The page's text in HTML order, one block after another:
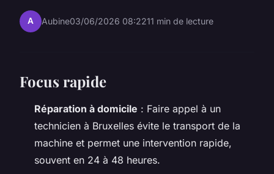
A Aubine03/06/2026 08:2211 min de lecture
Focus rapide
Réparation à domicile : Faire appel à un
technicien à Bruxelles évite le transport de la
machine et permet une intervention rapide,
souvent en 24 à 48 heures.